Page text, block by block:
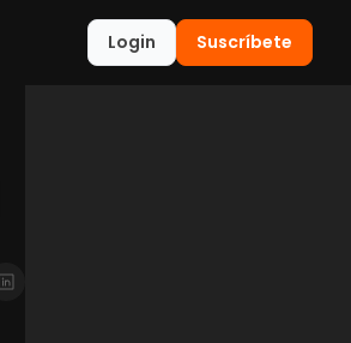
Login Suscríbete